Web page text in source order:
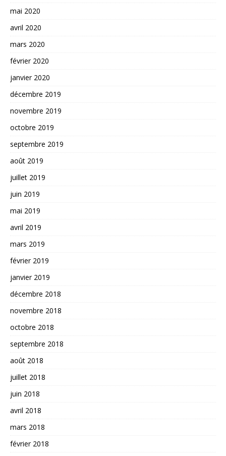
mai 2020
avril 2020
mars 2020
février 2020
janvier 2020
décembre 2019
novembre 2019
octobre 2019
septembre 2019
août 2019
juillet 2019
juin 2019
mai 2019
avril 2019
mars 2019
février 2019
janvier 2019
décembre 2018
novembre 2018
octobre 2018
septembre 2018
août 2018
juillet 2018
juin 2018
avril 2018
mars 2018
février 2018